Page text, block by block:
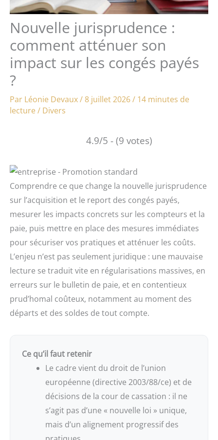
Nouvelle jurisprudence :
comment atténuer son
impact sur les congés payés
?
Par Léonie Devaux/ 8 juillet 2026/ 14 minutes de
lecture/ Divers
4.9/5 - (9 votes)
Comprendre ce que change la nouvelle jurisprudence
sur l’acquisition et le report des congés payés,
mesurer les impacts concrets sur les compteurs et la
paie, puis mettre en place des mesures immédiates
pour sécuriser vos pratiques et atténuer les coûts.
L’enjeu n’est pas seulement juridique : une mauvaise
lecture se traduit vite en régularisations massives, en
erreurs sur le bulletin de paie, et en contentieux
prud’homal coûteux, notamment au moment des
départs et des soldes de tout compte.
Ce qu’il faut retenir
Le cadre vient du droit de l’union
européenne (directive 2003/88/ce) et de
décisions de la cour de cassation : il ne
s’agit pas d’une « nouvelle loi » unique,
mais d’un alignement progressif des